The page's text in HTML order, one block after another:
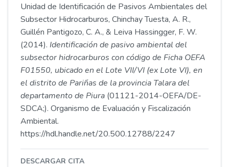
Unidad de Identificación de Pasivos Ambientales del
Subsector Hidrocarburos, Chinchay Tuesta, A. R.,
Guillén Pantigozo, C. A., & Leiva Hassingger, F. W.
(2014). Identificación de pasivo ambiental del
subsector hidrocarburos con código de Ficha OEFA
F01550, ubicado en el Lote VII/VI (ex Lote VI), en
el distrito de Pariñas de la provincia Talara del
departamento de Piura (01121-2014-OEFA/DE-
SDCA;). Organismo de Evaluación y Fiscalización
Ambiental.
https://hdl.handle.net/20.500.12788/2247
DESCARGAR CITA